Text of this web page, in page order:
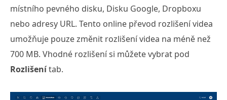
místního pevného disku, Disku Google, Dropboxu
nebo adresy URL. Tento online převod rozlišení videa
umožňuje pouze změnit rozlišení videa na méně než
700 MB. Vhodné rozlišení si můžete vybrat pod
Rozlišenítab.